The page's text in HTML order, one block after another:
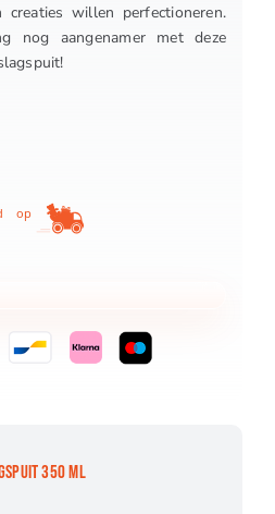
creaties willen perfectioneren.
nog aangenamer met deze
op
350 ML